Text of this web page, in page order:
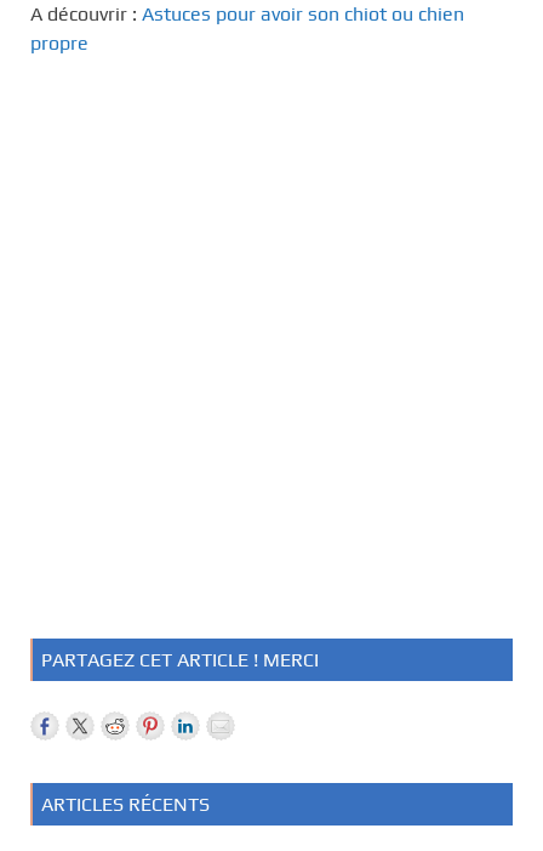
A découvrir : Astuces pour avoir son chiot ou chien
propre
PARTAGEZ CET ARTICLE ! MERCI
ARTICLES RÉCENTS